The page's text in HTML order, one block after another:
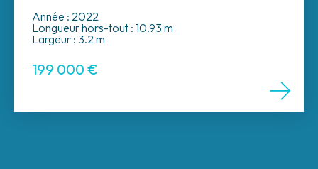
Année : 2022
Longueur hors-tout : 10.93 m
Largeur : 3.2 m
199 000 €